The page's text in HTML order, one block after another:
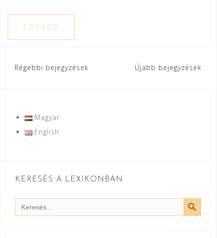
TOVÁBB
Bejegyzés
Régebbi bejegyzések Újabb bejegyzések
Magyar
English
KERESÉS A LEXIKONBAN
Search
for:
SEARCH